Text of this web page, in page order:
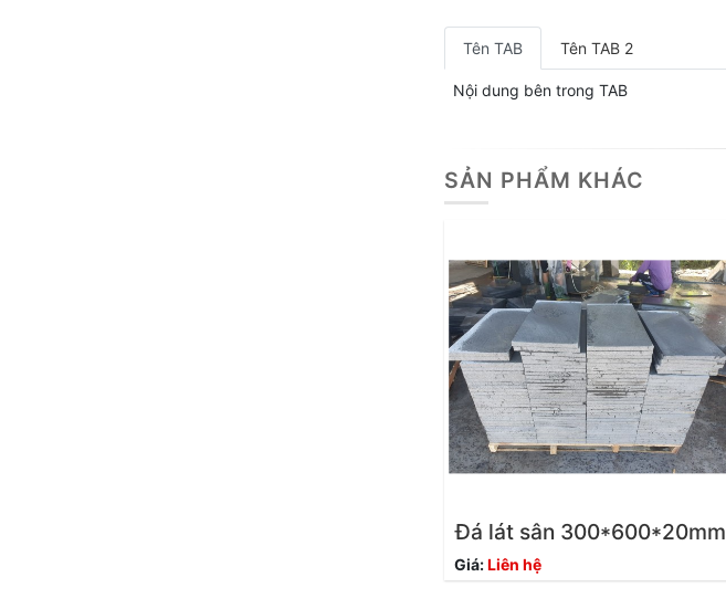
Tên TAB Tên TAB 2
Nội dung bên trong TAB
SẢN PHẨM KHÁC
Đá lát sân 300*600*20mm
Giá:Liên hệ